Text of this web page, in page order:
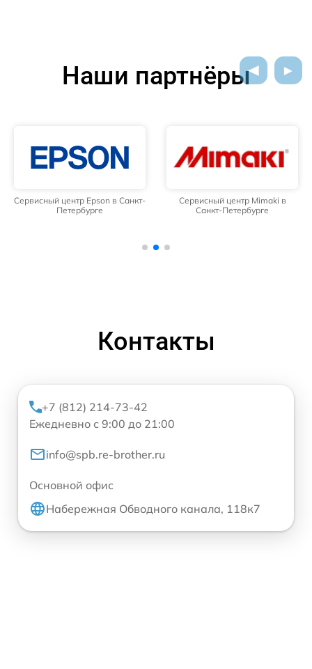
Наши партнёры
Сервисный центр Epson в Санкт-
Петербурге
Сервисный центр Mimaki в
Санкт-Петербурге
Контакты
+7 (812) 214-73-42
Ежедневно с 9:00 до 21:00
info@spb.re-brother.ru
Основной офис
Набережная Обводного канала, 118к7